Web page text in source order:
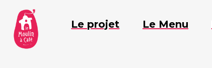
contenu
Le projet Le Menu